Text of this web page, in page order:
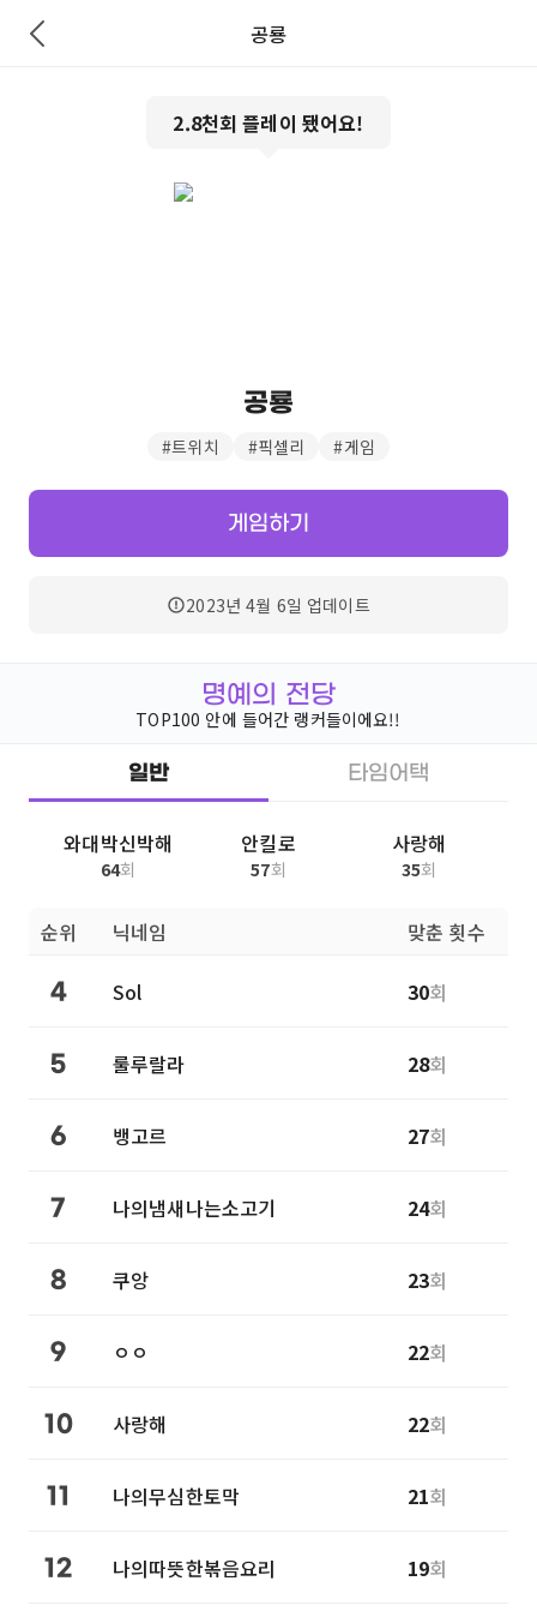
공룡
2.8천회 플레이 됐어요!
공룡
#트위치 #픽셀리 #게임
게임하기
2023년 4월 6일 업데이트
명예의 전당
TOP100 안에 들어간 랭커들이에요!!
일반 타임어택
와대박신박해
64회
안킬로
57회
사랑해
35회
순위 닉네임 맞춘 횟수
4 Sol 30회
5 룰루랄라 28회
6 뱅고르 27회
7 나의냄새나는소고기 24회
8 쿠앙 23회
9 ㅇㅇ 22회
10 사랑해 22회
11 나의무심한토막 21회
12 나의따뜻한볶음요리 19회